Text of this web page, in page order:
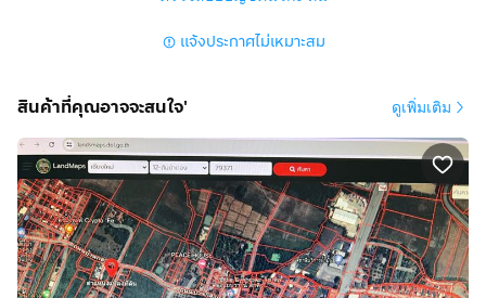
แจ้งประกาศไม่เหมาะสม
สินค้าที่คุณอาจจะสนใจ' ดูเพิ่มเติม